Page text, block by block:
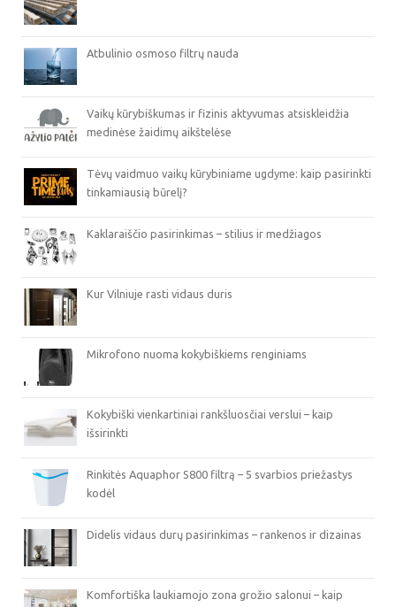
Atbulinio osmoso filtrų nauda
Vaikų kūrybiškumas ir fizinis aktyvumas atsiskleidžia
medinėse žaidimų aikštelėse
Tėvų vaidmuo vaikų kūrybiniame ugdyme: kaip pasirinkti
tinkamiausią būrelį?
Kaklaraiščio pasirinkimas – stilius ir medžiagos
Kur Vilniuje rasti vidaus duris
Mikrofono nuoma kokybiškiems renginiams
Kokybiški vienkartiniai rankšluosčiai verslui – kaip
išsirinkti
Rinkitės Aquaphor S800 filtrą – 5 svarbios priežastys
kodėl
Didelis vidaus durų pasirinkimas – rankenos ir dizainas
Komfortiška laukiamojo zona grožio salonui – kaip